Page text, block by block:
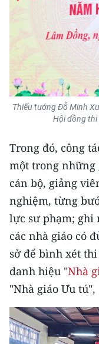
Media Du lịch
Media Thế giới
Media Thể thao
Media Giáo dục
Media Y tế
Media Môi
Ảnh
Infographic
TIN MỚI
TIN ĐỊA PHƯƠNG
Trung du và
Đồng bằng sông
Thiếu tướng Đỗ Minh
Hội đồng thi
Trong đó, công
một trong những
cán bộ, giảng
nghiệm, từng
lực sư phạm; ghi
các nhà giáo có
sở để bình xét
danh hiệu "Nhà
"Nhà giáo Ưu